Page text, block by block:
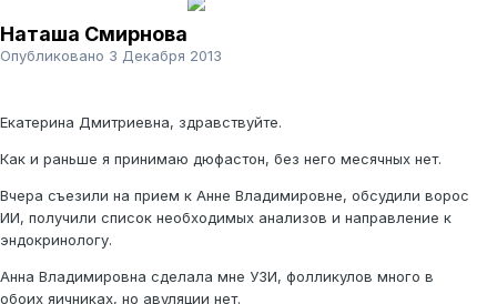
Наташа Смирнова
Опубликовано 3 Декабря 2013
Екатерина Дмитриевна, здравствуйте.
Как и раньше я принимаю дюфастон, без него месячных нет.
Вчера съезили на прием к Анне Владимировне, обсудили ворос
ИИ, получили список необходимых анализов и направление к
эндокринологу.
Анна Владимировна сделала мне УЗИ, фолликулов много в
обоих яичниках, но авуляции нет.